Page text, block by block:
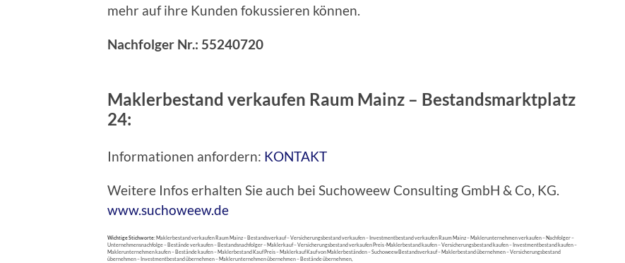
mehr auf ihre Kunden fokussieren können.
Nachfolger Nr.: 55240720
Maklerbestand verkaufen Raum Mainz – Bestandsmarktplatz
24:
Informationen anfordern: KONTAKT
Weitere Infos erhalten Sie auch bei Suchoweew Consulting GmbH & Co, KG.
www.suchoweew.de
Wichtige Stichworte: Maklerbestand verkaufen Raum Mainz – Bestandsverkauf – Versicherungsbestand verkaufen – Investmentbestand verkaufen Raum Mainz – Maklerunternehmen verkaufen – Nachfolger –
Unternehmensnachfolge – Bestände verkaufen – Bestandsnachfolger – Maklerkauf – Versicherungsbestand verkaufen Preis -Maklerbestand kaufen – Versicherungsbestand kaufen – Investmentbestand kaufen –
Maklerunternehmen kaufen – Bestände kaufen – Maklerbestand Kauf Preis – Maklerkauf Kauf von Maklerbeständen – Suchoweew Bestandsverkauf – Maklerbestand übernehmen – Versicherungsbestand
übernehmen – Investmentbestand übernehmen – Maklerunternehmen übernehmen – Bestände übernehmen,